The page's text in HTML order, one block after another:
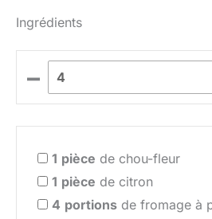
Ingrédients
–
1 pièce de chou-fleur
1 pièce de citron
4 portions de fromage à